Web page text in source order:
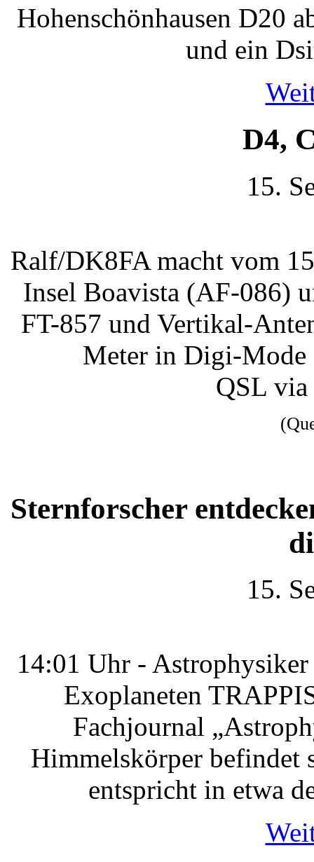
Hohenschönhausen D20
und ein
D4,
15.
Ralf/DK8FA macht vom
Insel Boavista (AF-086)
FT-857 und Vertikal-
Meter in Digi-Mode
QSL
Sternforscher
15.
14:01 Uhr - Astrophysiker
Exoplaneten
Fachjournal
Himmelskörper befindet
entspricht in etwa